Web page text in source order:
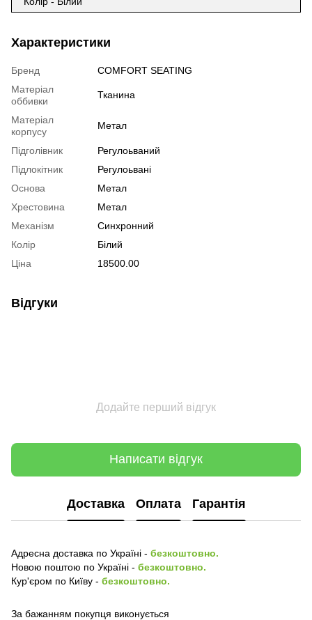
Характеристики
Бренд
COMFORT SEATING
Матеріал
оббивки
Тканина
Матеріал
корпусу
Метал
Підголівник
Регулоьваний
Підлокітник
Регулоьвані
Основа
Метал
Хрестовина
Метал
Механізм
Синхронний
Колір
Білий
Ціна
18500.00
Відгуки
Додайте перший відгук
Написати відгук
Доставка Оплата Гарантія
Адресна доставка по Україні - безкоштовно.
Новою поштою по Україні - безкоштовно.
Кур'єром по Київу - безкоштовно.
За бажанням покупця виконується